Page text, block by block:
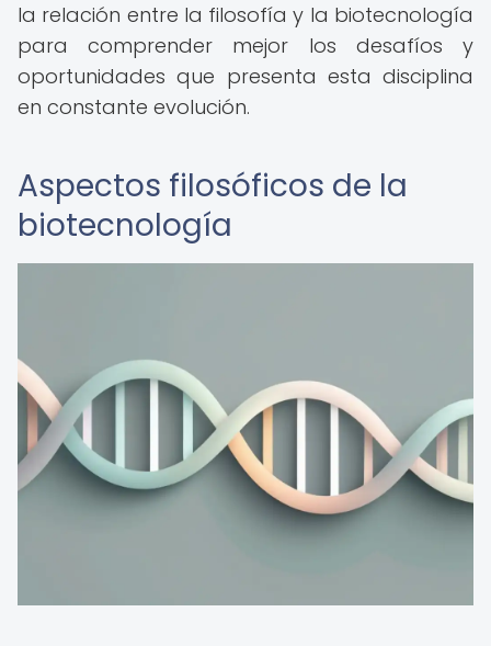
la relación entre la filosofía y la biotecnología
para comprender mejor los desafíos y
oportunidades que presenta esta disciplina
en constante evolución.
Aspectos filosóficos de la
biotecnología